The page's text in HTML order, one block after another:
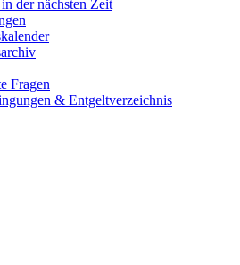
der nächsten Zeit
Fragen
& Entgeltverzeichnis